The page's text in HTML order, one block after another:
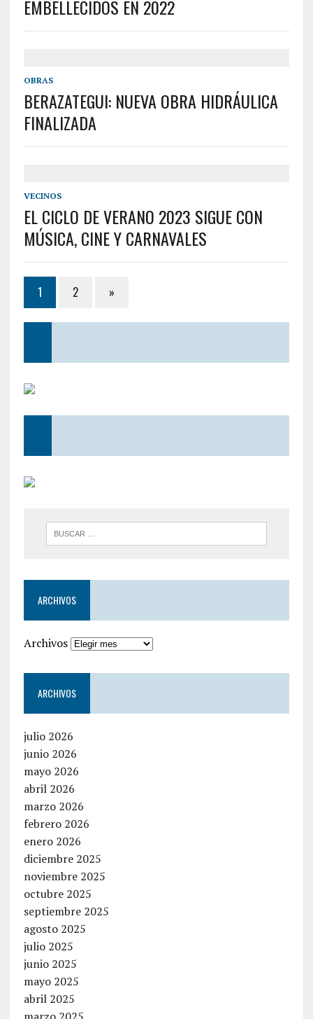
EMBELLECIDOS EN 2022
OBRAS
BERAZATEGUI: NUEVA OBRA HIDRÁULICA
FINALIZADA
VECINOS
EL CICLO DE VERANO 2023 SIGUE CON
MÚSICA, CINE Y CARNAVALES
1 2 »
ARCHIVOS
Archivos
ARCHIVOS
julio 2026
junio 2026
mayo 2026
abril 2026
marzo 2026
febrero 2026
enero 2026
diciembre 2025
noviembre 2025
octubre 2025
septiembre 2025
agosto 2025
julio 2025
junio 2025
mayo 2025
abril 2025